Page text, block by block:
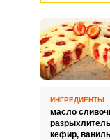
ИНГРЕДИЕНТЫ
масло
кефир,